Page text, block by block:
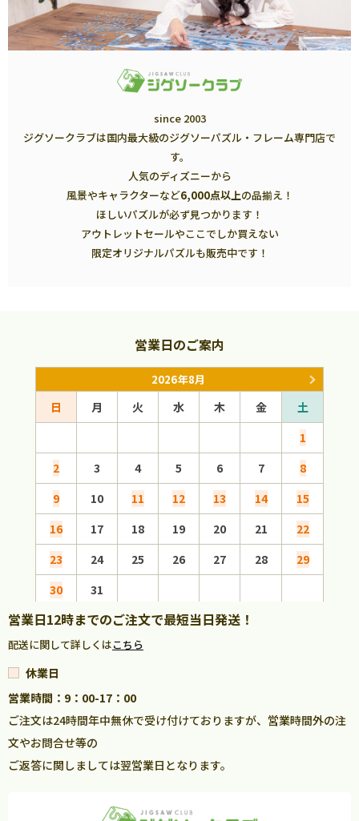
since 2003
ジグソークラブは国内最大級のジグソーパズル・フレーム専門店で
す。
人気のディズニーから
風景やキャラクターなど6,000点以上の品揃え！
ほしいパズルが必ず見つかります！
アウトレットセールやここでしか買えない
限定オリジナルパズルも販売中です！
営業日のご案内
2026年8月
日 月 火 水 木 金
土
1
2
3 4 5 6 7
8
9
10 11 12 13 14
15
16
17 18 19 20 21
22
23
24 25 26 27 28
29
30
31
営業日12時までのご注文で最短当日発送！
配送に関して詳しくはこちら
休業日
営業時間：9：00-17：00
ご注文は24時間年中無休で受け付けておりますが、営業時間外の注
文やお問合せ等の
ご返答に関しましては翌営業日となります。